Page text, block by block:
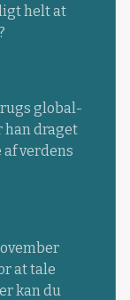
helt at
global-
han draget
verdens
at tale
kan du